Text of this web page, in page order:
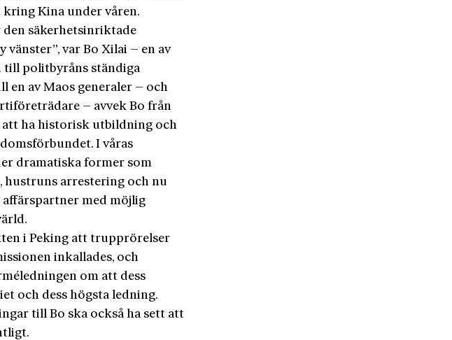
kring Kina under våren.
den säkerhetsinriktade
var Bo Xilai – en av
till politbyråns ständiga
en av Maos generaler – och
– avvek Bo från
ha historisk utbildning och
I våras
dramatiska former som
hustruns arrestering och nu
med möjlig
i Peking att trupprörelser
inkallades, och
om att dess
och dess högsta ledning.
till Bo ska också ha sett att